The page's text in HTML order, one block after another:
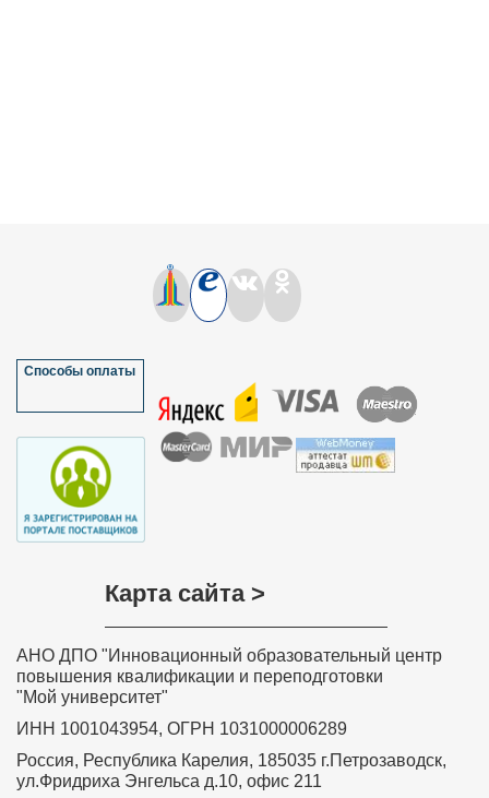
Способы оплаты
Карта сайта >
АНО ДПО "Инновационный образовательный центр
повышения квалификации и переподготовки
"Мой университет"
ИНН 1001043954, ОГРН 1031000006289
Россия, Республика Карелия, 185035 г.Петрозаводск,
ул.Фридриха Энгельса д.10, офис 211